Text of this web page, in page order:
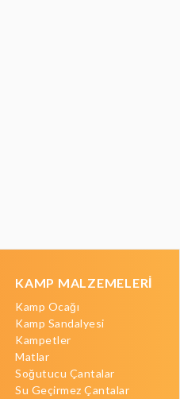
KAMP MALZEMELERİ
Kamp Ocağı
Kamp Sandalyesi
Kampetler
Matlar
Soğutucu Çantalar
Su Geçirmez Çantalar